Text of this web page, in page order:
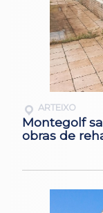
ARTEIXO
Montegolf
obras de